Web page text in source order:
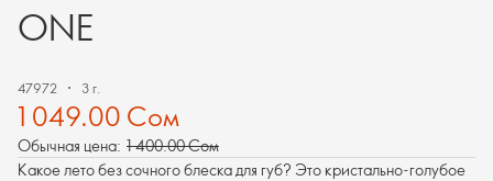
ONE
47972 3 г.
1 049.00 Сом
Обычная цена: 1 400.00 Сом
Какое лето без сочного блеска для губ? Это кристально-голубое